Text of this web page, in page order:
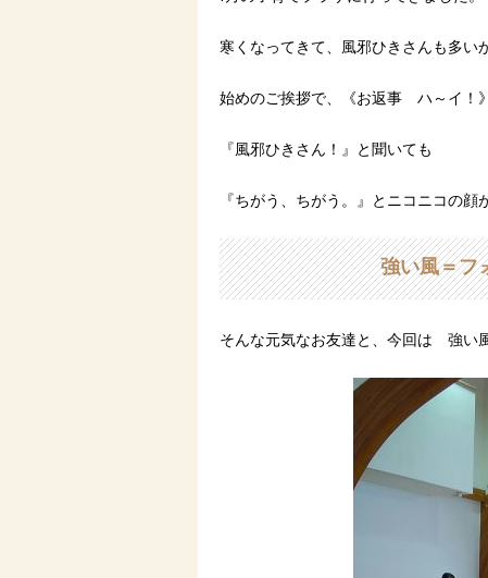
寒くなってきて、風邪ひきさんも多い
始めのご挨拶で、《お返事 ハ～イ！
『風邪ひきさん！』と聞いても
『ちがう、ちがう。』とニコニコの顔
強い風＝
そんな元気なお友達と、今回は 強い